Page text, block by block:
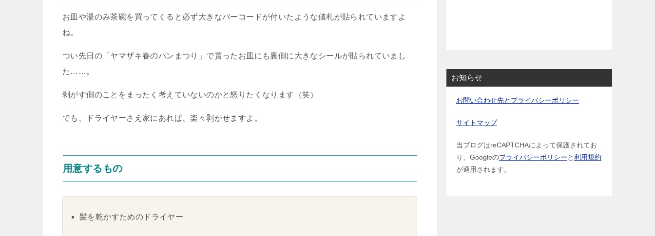
お皿や湯のみ茶碗を買ってくると必ず大きなバーコードが付いたような値札が貼られていますよ
ね。
つい先日の「ヤマザキ春のパンまつり」で貰ったお皿にも裏側に大きなシールが貼られていまし
た……。
剥がす側のことをまったく考えていないのかと怒りたくなります（笑）
でも、ドライヤーさえ家にあれば、楽々剥がせますよ。
用意するもの
髪を乾かすためのドライヤー
お知らせ
お問い合わせ先とプライバシーポリシー
サイトマップ
当ブログはreCAPTCHAによって保護されてお
り、Googleのプライバシーポリシーと利用規約
が適用されます。